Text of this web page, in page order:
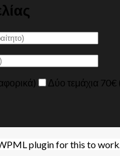
Δύο τεμάχια
plugin for this to